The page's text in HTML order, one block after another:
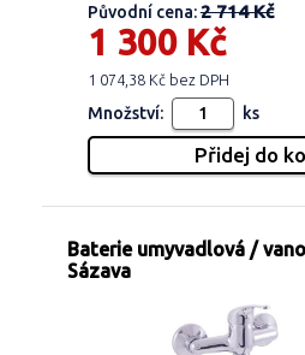
Původní cena:2 714 Kč
1 300 Kč
1 074,38 Kč bez DPH
Množství: ks
Baterie umyvadlová /
Sázava